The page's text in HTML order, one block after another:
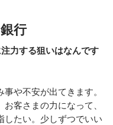
行
力する狙いはなんです
や不安が出てきます。
客さまの力になって、
したい。少しずつでいい